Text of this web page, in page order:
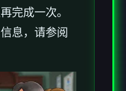
完成一次。
息，请参阅